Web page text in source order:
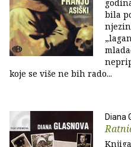
bila
koje se više ne bih rado...
Diana